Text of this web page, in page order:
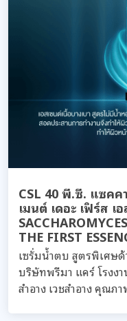
CSL 40 พี.ซี. แซคค
เมนต์ เดอะ เฟิร์ส เ
THE FIRST
เซรั่มน้ำตบ สูตรพิเศษ
บริษัทพรีมา แคร์ โรงง
สำอาง เวชสำอาง คุณภา